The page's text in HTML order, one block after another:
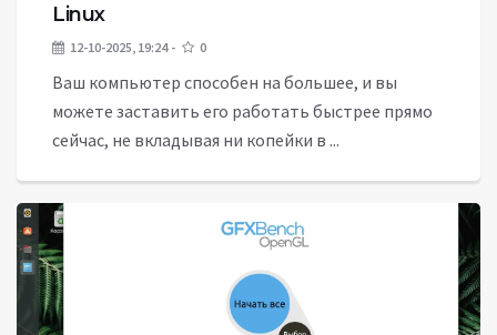
Linux
12-10-2025, 19:24 0
Ваш компьютер способен на большее, и вы
можете заставить его работать быстрее прямо
сейчас, не вкладывая ни копейки в ...